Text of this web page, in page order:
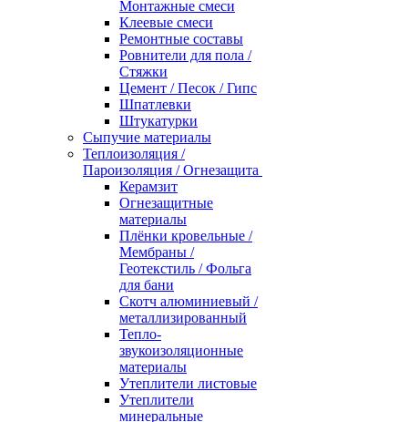
Монтажные смеси
Клеевые смеси
Ремонтные составы
Ровнители для пола /
Стяжки
Цемент / Песок / Гипс
Шпатлевки
Штукатурки
Сыпучие материалы
Теплоизоляция /
Пароизоляция / Огнезащита
Керамзит
Огнезащитные
материалы
Плёнки кровельные /
Мембраны /
Геотекстиль / Фольга
для бани
Скотч алюминиевый /
металлизированный
Тепло-
звукоизоляционные
материалы
Утеплители листовые
Утеплители
минеральные